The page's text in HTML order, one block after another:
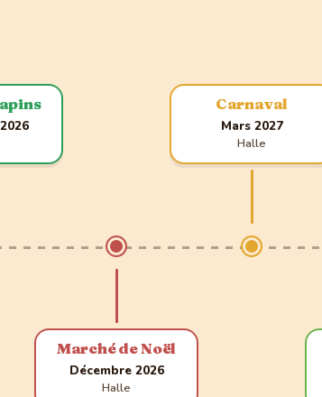
Marché de Noël
Décembre 2026
Halle
Carnaval
Mars 2027
Halle